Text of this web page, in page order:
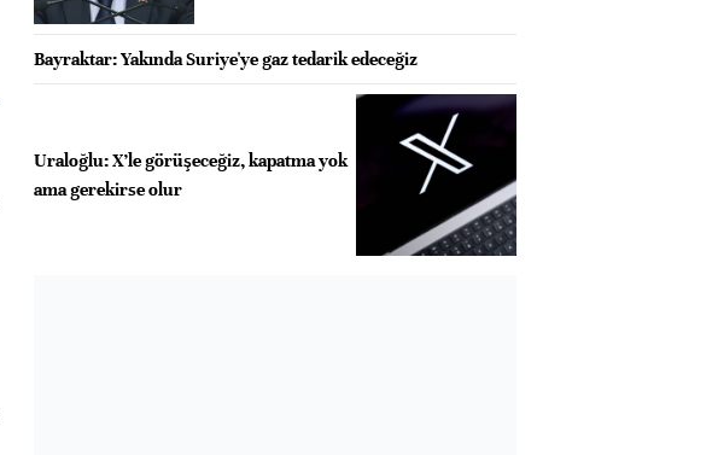
Bayraktar: Yakında Suriye'ye gaz tedarik edeceğiz
Uraloğlu: X’le görüşeceğiz, kapatma yok
ama gerekirse olur